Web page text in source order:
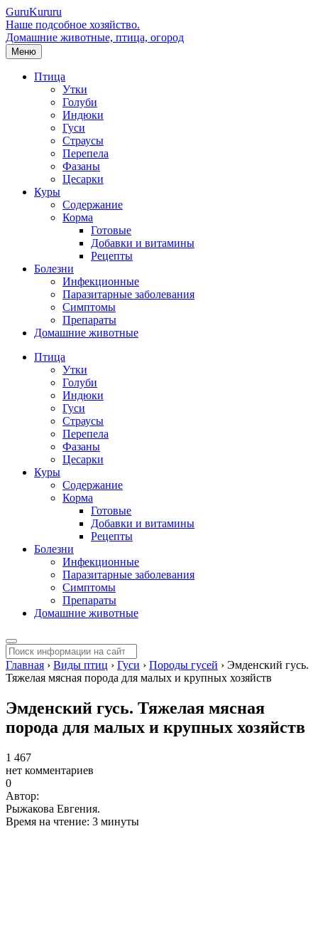
GuruKururu
Наше подсобное хозяйство.
Домашние животные, птица, огород
Меню
Птица
Утки
Голуби
Индюки
Гуси
Страусы
Перепела
Фазаны
Цесарки
Куры
Содержание
Корма
Готовые
Добавки и витамины
Рецепты
Болезни
Инфекционные
Паразитарные заболевания
Симптомы
Препараты
Домашние животные
Птица
Утки
Голуби
Индюки
Гуси
Страусы
Перепела
Фазаны
Цесарки
Куры
Содержание
Корма
Готовые
Добавки и витамины
Рецепты
Болезни
Инфекционные
Паразитарные заболевания
Симптомы
Препараты
Домашние животные
Главная › Виды птиц › Гуси › Породы гусей › Эмденский гусь.
Тяжелая мясная порода для малых и крупных хозяйств
Эмденский гусь. Тяжелая мясная
порода для малых и крупных хозяйств
1 467
нет комментариев
0
Автор:
Рыжакова Евгения.
Время на чтение: 3 минуты